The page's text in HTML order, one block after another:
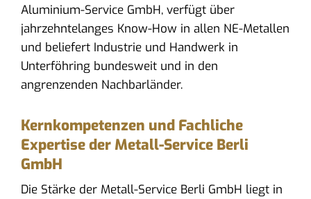
Aluminium-Service GmbH, verfügt über
jahrzehntelanges Know-How in allen NE-Metallen
und beliefert Industrie und Handwerk in
Unterföhring bundesweit und in den
angrenzenden Nachbarländer.
Kernkompetenzen und Fachliche
Expertise der Metall-Service Berli
GmbH
Die Stärke der Metall-Service Berli GmbH liegt in